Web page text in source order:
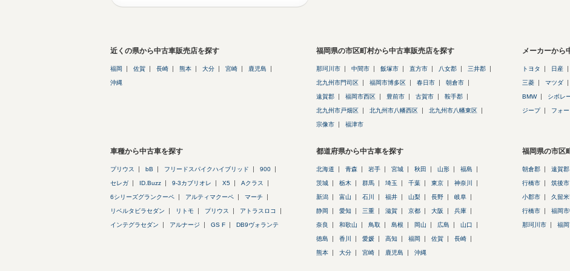
近くの県から中古車販売店を探す
福岡 佐賀 長崎 熊本 大分 宮崎 鹿児島
沖縄
福岡県の市区町村から中古車販売店を探す
那珂川市 中間市 飯塚市 直方市 八女郡 三井郡
北九州市門司区 福岡市博多区 春日市 朝倉市
遠賀郡 福岡市西区 豊前市 古賀市 鞍手郡
北九州市戸畑区 北九州市八幡西区 北九州市八幡東区
宗像市 福津市
メーカーから
トヨタ 日産
三菱 マツダ
BMW シボレ
ジープ フォー
車種から中古車を探す
プリウス bB フリードスパイクハイブリッド 900
セレガ ID.Buzz 9-3カブリオレ X5 Aクラス
6シリーズグランクーペ アルティマクーペ マーチ
リベルタビラセダン リトモ プリウス アトラスロコ
インテグラセダン アルナージ GS F DB9ヴォランテ
都道府県から中古車を探す
北海道 青森 岩手 宮城 秋田 山形 福島
茨城 栃木 群馬 埼玉 千葉 東京 神奈川
新潟 富山 石川 福井 山梨 長野 岐阜
静岡 愛知 三重 滋賀 京都 大阪 兵庫
奈良 和歌山 鳥取 島根 岡山 広島 山口
徳島 香川 愛媛 高知 福岡 佐賀 長崎
熊本 大分 宮崎 鹿児島 沖縄
福岡県の市区
朝倉郡 遠賀郡
行橋市 筑後市
小郡市 久留
行橋市 福岡
那珂川市 福